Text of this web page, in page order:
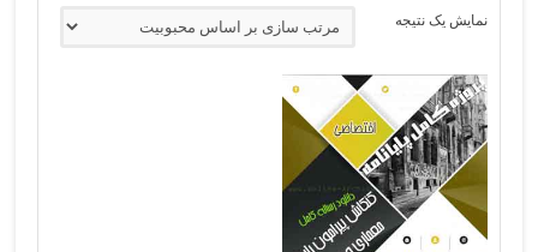
نمایش یک نتیجه